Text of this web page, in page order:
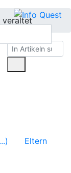
veraltet
Eltern